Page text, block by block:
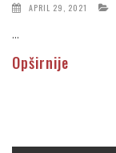
APRIL 29, 2021
...
Opširnije